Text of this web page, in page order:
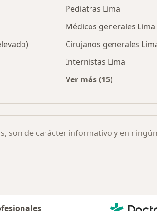
Pediatras Lima
Médicos generales Lima
Cirujanos generales
Internistas Lima
Ver más (15)
son de carácter informativo y en
Doctoralia -